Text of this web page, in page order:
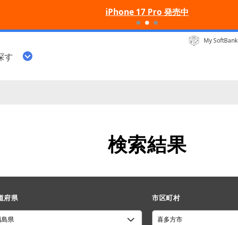
iPhone 17 Pro 発売中
す
My SoftBank
検索結果
府県 市区町村